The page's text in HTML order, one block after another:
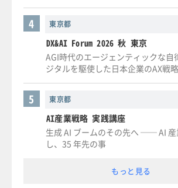
東京都
4
DX&AI Forum 2026 秋 東京
AGI時代のエージェンティックな
ジタルを駆使した日本企業のAX戦略
東京都
5
AI産業戦略 実践講座
生成 AI ブームのその先へ ── AI
し、35 年先の事
もっと見る